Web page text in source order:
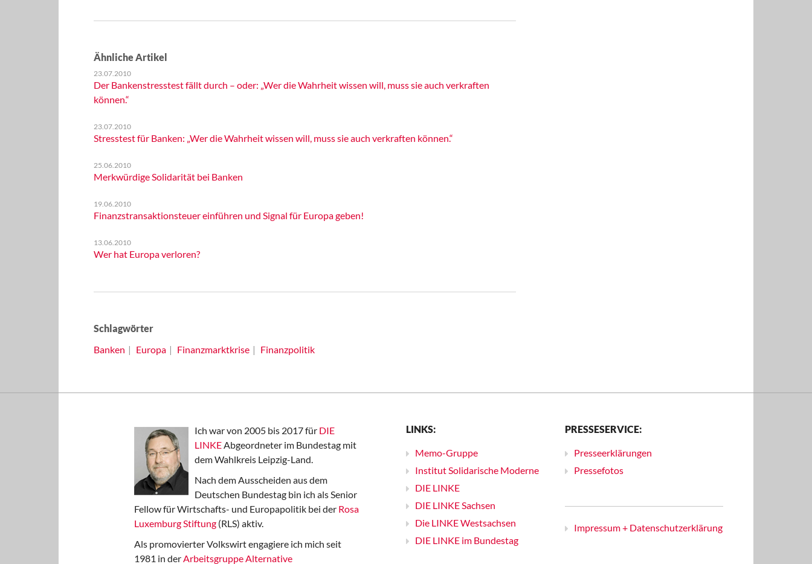
Ähnliche Artikel
23.07.2010
Der Bankenstresstest fällt durch – oder: „Wer die Wahrheit wissen will, muss sie auch verkraften
können.“
23.07.2010
Stresstest für Banken: „Wer die Wahrheit wissen will, muss sie auch verkraften können.“
25.06.2010
Merkwürdige Solidarität bei Banken
19.06.2010
Finanzstransaktionsteuer einführen und Signal für Europa geben!
13.06.2010
Wer hat Europa verloren?
Schlagwörter
Banken
Europa Finanzmarktkrise Finanzpolitik
Ich war von 2005 bis 2017 für DIE
LINKEAbgeordneter im Bundestag mit
dem Wahlkreis Leipzig-Land.
Nach dem Ausscheiden aus dem
Deutschen Bundestag bin ich als Senior
Fellow für Wirtschafts- und Europapolitik bei der Rosa
Luxemburg Stiftung (RLS) aktiv.
Als promovierter Volkswirt engagiere ich mich seit
1981 in derArbeitsgruppe Alternative
LINKS:
Memo-Gruppe
Institut Solidarische Moderne
DIE LINKE
DIE LINKE Sachsen
Die LINKE Westsachsen
DIE LINKE im Bundestag
PRESSESERVICE:
Presseerklärungen
Pressefotos
Impressum + Datenschutzerklärung